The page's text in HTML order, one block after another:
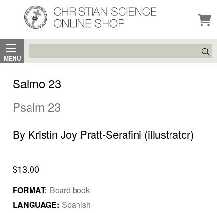
MENU
Search
Salmo 23
Psalm 23
By Kristin Joy Pratt-Serafini (illustrator)
$13.00
FORMAT: Board book
LANGUAGE: Spanish